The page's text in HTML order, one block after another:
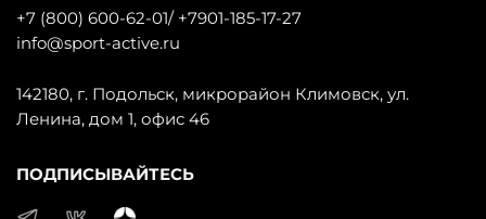
+7 (800) 600-62-01/ +7901-185-17-27
info@sport-active.ru
142180, г. Подольск, микрорайон Климовск, ул.
Ленина, дом 1, офис 46
ПОДПИСЫВАЙТЕСЬ